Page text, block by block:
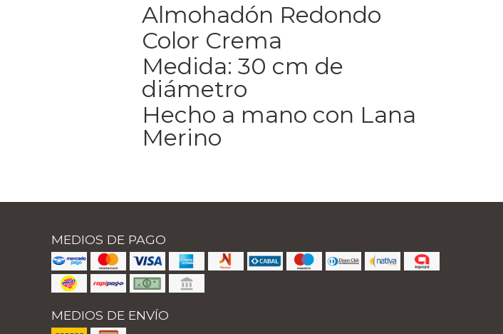
Almohadón Redondo
Color Crema
Medida: 30 cm de
diámetro
Hecho a mano con Lana
Merino
MEDIOS DE PAGO
MEDIOS DE ENVÍO